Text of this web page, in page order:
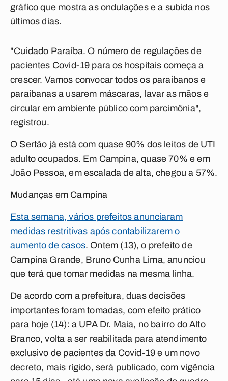
gráfico que mostra as ondulações e a subida nos
últimos dias.
"Cuidado Paraíba. O número de regulações de
pacientes Covid-19 para os hospitais começa a
crescer. Vamos convocar todos os paraibanos e
paraibanas a usarem máscaras, lavar as mãos e
circular em ambiente público com parcimônia",
registrou.
O Sertão já está com quase 90% dos leitos de UTI
adulto ocupados. Em Campina, quase 70% e em
João Pessoa, em escalada de alta, chegou a 57%.
Mudanças em Campina
Esta semana, vários prefeitos anunciaram
medidas restritivas após contabilizarem o
aumento de casos. Ontem (13), o prefeito de
Campina Grande, Bruno Cunha Lima, anunciou
que terá que tomar medidas na mesma linha.
De acordo com a prefeitura, duas decisões
importantes foram tomadas, com efeito prático
para hoje (14): a UPA Dr. Maia, no bairro do Alto
Branco, volta a ser reabilitada para atendimento
exclusivo de pacientes da Covid-19 e um novo
decreto, mais rígido, será publicado, com vigência